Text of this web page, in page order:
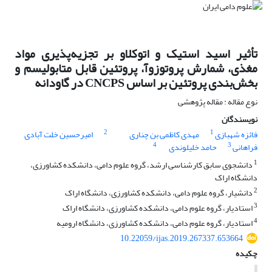
تأثیر اسید استیک و اتوکلاو بر تجزیه‌پذیری مواد
مغذی، شمارش پروتوزوآ، پروتئین قابل متابولیسم و
بخش‌بندی پروتئین بر اساس CNCPS در گاودانه
نوع مقاله : مقاله پژوهشی
نویسندگان
فائزه شهبازی1 مهدی کاظمی بن چناری 2 امیرحسین خلت آبادی
فراهانی3 حامد خلیلوندی
4
1 دانشجوی سابق کارشناسی ارشد، گروه علوم دامی، دانشکده کشاورزی،
دانشگاه اراک
2دانشیار، گروه علوم دامی، دانشکده کشاورزی، دانشگاه اراک
3استادیار، گروه علوم دامی، دانشکده کشاورزی، دانشگاه اراک
4استادیار، گروه علوم دامی، دانشکده کشاورزی، دانشگاه ارومیه
10.22059/ijas.2019.267337.653664
چکیده